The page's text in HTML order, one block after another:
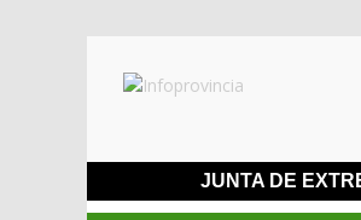
JUNTA DE